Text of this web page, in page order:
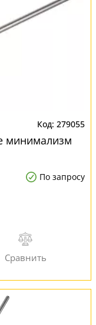
279055
минимализм
По запросу